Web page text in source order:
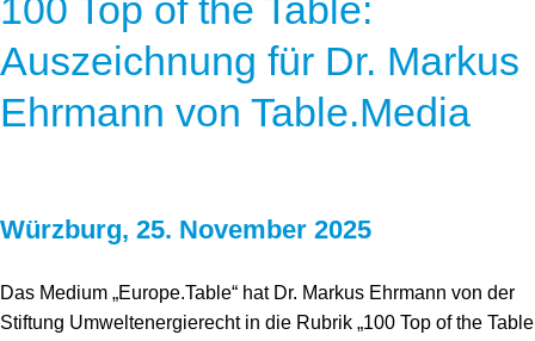
100 Top of the Table:
Auszeichnung für Dr. Markus
Ehrmann von Table.Media
Würzburg, 25. November 2025
Das Medium „Europe.Table“ hat Dr. Markus Ehrmann von der
Stiftung Umweltenergierecht in die Rubrik „100 Top of the Table